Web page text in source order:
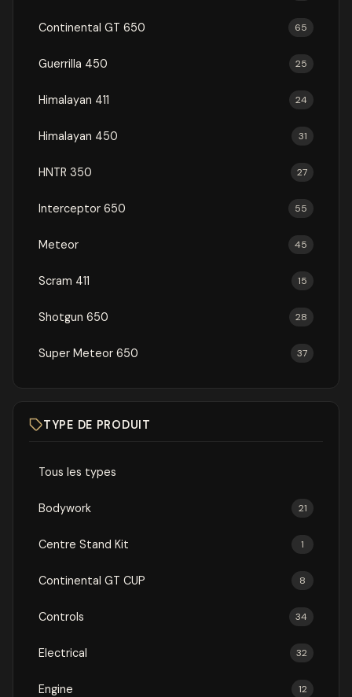
Continental GT 650 65
Guerrilla 450 25
Himalayan 411 24
Himalayan 450 31
HNTR 350 27
Interceptor 650 55
Meteor 45
Scram 411 15
Shotgun 650 28
Super Meteor 650 37
TYPE DE PRODUIT
Tous les types
Bodywork 21
Centre Stand Kit 1
Continental GT CUP 8
Controls 34
Electrical 32
Engine 12